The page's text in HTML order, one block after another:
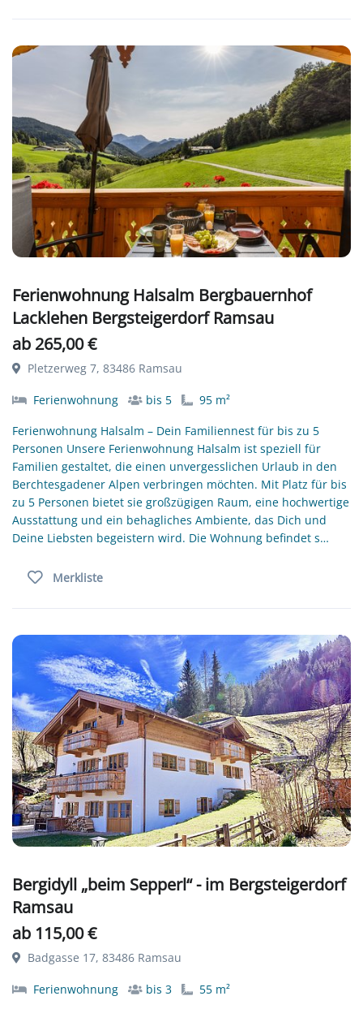
Ferienwohnung Halsalm Bergbauernhof
Lacklehen Bergsteigerdorf Ramsau
ab 265,00 €
Pletzerweg 7, 83486 Ramsau
Ferienwohnung bis 5
95 m²
Ferienwohnung Halsalm – Dein Familiennest für bis zu 5
Personen Unsere Ferienwohnung Halsalm ist speziell für
Familien gestaltet, die einen unvergesslichen Urlaub in den
Berchtesgadener Alpen verbringen möchten. Mit Platz für bis
zu 5 Personen bietet sie großzügigen Raum, eine hochwertige
Ausstattung und ein behagliches Ambiente, das Dich und
Deine Liebsten begeistern wird. Die Wohnung befindet s…
Merkliste
Bergidyll „beim Sepperl“ - im Bergsteigerdorf
Ramsau
ab 115,00 €
Badgasse 17, 83486 Ramsau
Ferienwohnung bis 3 55 m²